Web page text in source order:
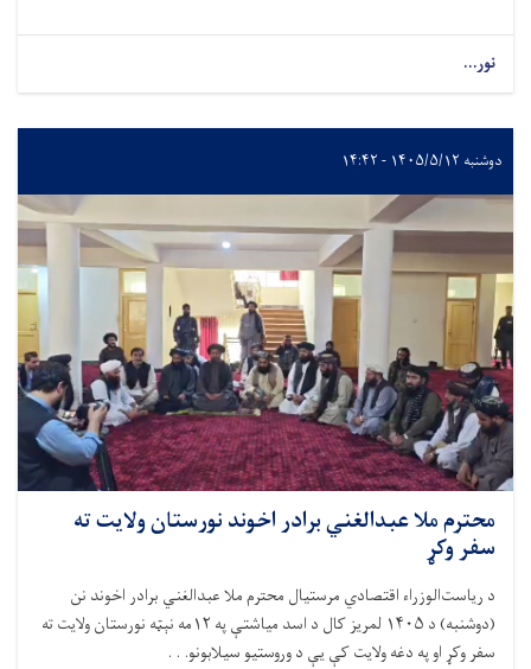
نور...
دوشنبه ۱۴۰۵/۵/۱۲ - ۱۴:۴۲
محترم ملا عبدالغني برادر اخوند نورستان ولایت ته
سفر وکړ
د ریاست‌الوزراء اقتصادي مرستیال محترم ملا عبدالغني برادر اخوند نن
(دوشنبه) د ۱۴۰۵ لمریز کال د اسد میاشتې په ۱۲مه نېټه نورستان ولایت ته
سفر وکړ او په دغه ولایت کې يې د وروستیو سیلابونو. . .